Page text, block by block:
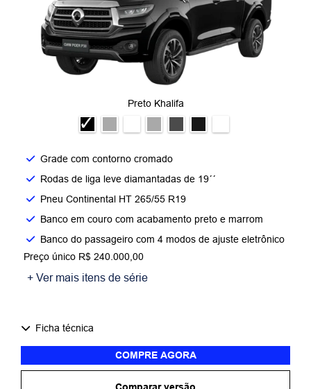
Preto Khalifa
Grade com contorno cromado​
Rodas de liga leve diamantadas de 19´´​
Pneu Continental HT 265/55 R19​
Banco em couro com acabamento preto e marrom​
Banco do passageiro com 4 modos de ajuste eletrônico​
Preço único R$ 240.000,00
+ Ver mais itens de série
Ficha técnica
COMPRE AGORA